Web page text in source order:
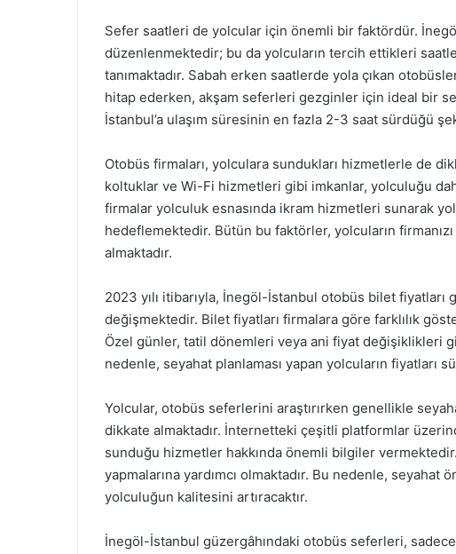
Sefer saatleri de yolcular için önemli bir faktördür.
düzenlenmektedir; bu da yolcuların tercih ettikleri
tanımaktadır. Sabah erken saatlerde yola çıkan
hitap ederken, akşam seferleri gezginler için ideal bir
İstanbul’a ulaşım süresinin en fazla 2-3 saat sürdüğü
Otobüs firmaları, yolculara sundukları hizmetlerle de
koltuklar ve Wi-Fi hizmetleri gibi imkanlar, yolculuğu
firmalar yolculuk esnasında ikram hizmetleri sunarak
hedeflemektedir. Bütün bu faktörler, yolcuların
almaktadır.
2023 yılı itibarıyla, İnegöl-İstanbul otobüs bilet fiyatları
değişmektedir. Bilet fiyatları firmalara göre farklılık
Özel günler, tatil dönemleri veya ani fiyat değişiklikleri
nedenle, seyahat planlaması yapan yolcuların fiyatları
Yolcular, otobüs seferlerini araştırırken genellikle
dikkate almaktadır. İnternetteki çeşitli platformlar
sunduğu hizmetler hakkında önemli bilgiler
yapmalarına yardımcı olmaktadır. Bu nedenle, seyahat
yolculuğun kalitesini artıracaktır.
İnegöl-İstanbul güzergâhındaki otobüs seferleri,